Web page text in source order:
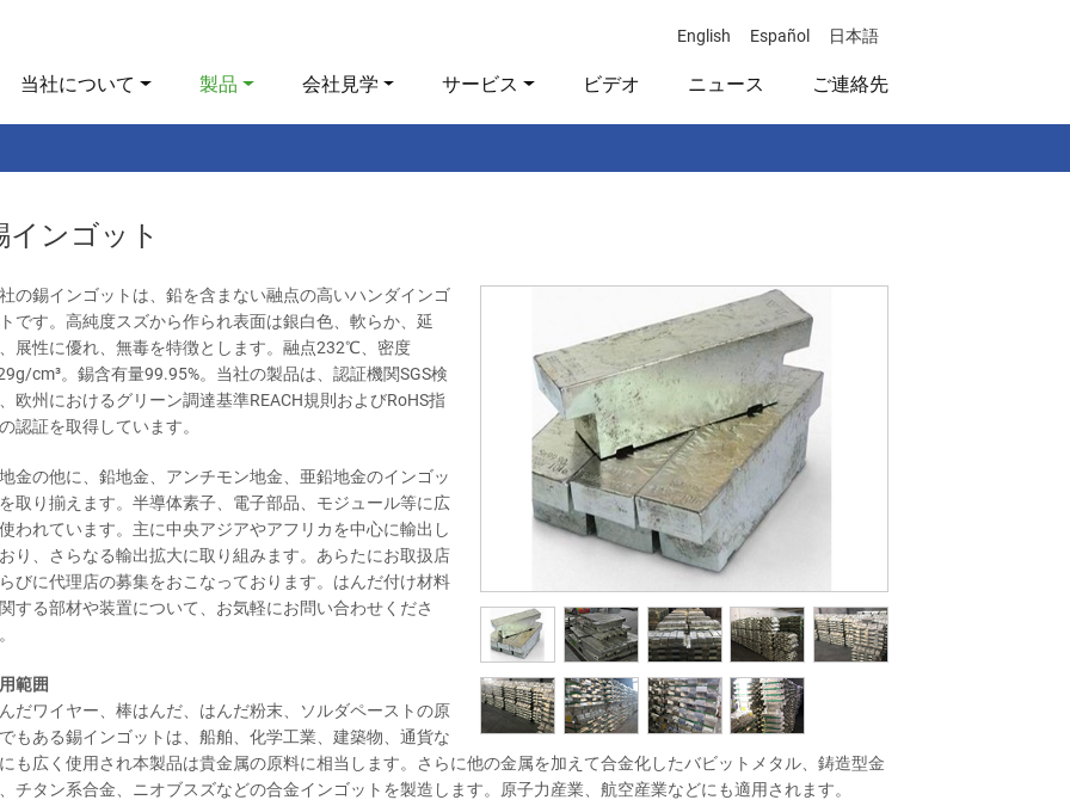
English Español 日本語
当社について 製品 会社見学 サービス ビデオ ニュース ご連絡先
インゴット
の錫インゴットは、鉛を含まない融点の高いハンダインゴ
です。高純度スズから作られ表面は銀白色、軟らか、延
展性に優れ、無毒を特徴とします。融点232℃、密度
cm³。錫含有量99.95%。当社の製品は、認証機関SGS検
欧州におけるグリーン調達基準REACH規則およびRoHS指
認証を取得しています。
金の他に、鉛地金、アンチモン地金、亜鉛地金のインゴッ
を取り揃えます。半導体素子、電子部品、モジュール等に広
われています。主に中央アジアやアフリカを中心に輸出し
り、さらなる輸出拡大に取り組みます。あらたにお取扱店
びに代理店の募集をおこなっております。はんだ付け材料
する部材や装置について、お気軽にお問い合わせくださ
範囲
だワイヤー、棒はんだ、はんだ粉末、ソルダペーストの原
もある錫インゴットは、船舶、化学工業、建築物、通貨な
も広く使用され本製品は貴金属の原料に相当します。さらに他の金属を加えて合金化したバビットメタル、鋳造型金
チタン系合金、ニオブスズなどの合金インゴットを製造します。原子力産業、航空産業などにも適用されます。